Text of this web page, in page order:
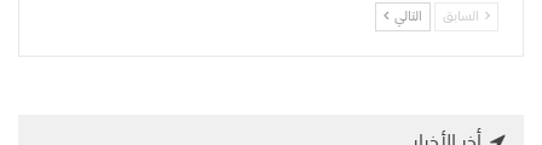
السابق التالي